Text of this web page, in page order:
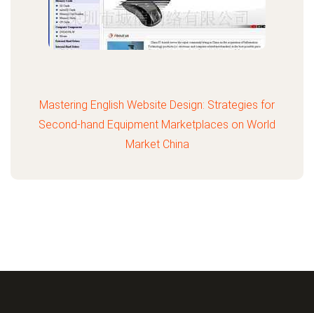
Mastering English Website Design: Strategies for
Second-hand Equipment Marketplaces on World
Market China